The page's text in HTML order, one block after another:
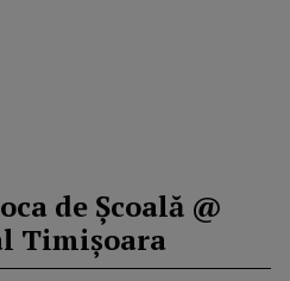
de Școală @
Timișoara